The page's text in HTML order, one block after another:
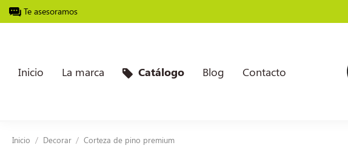
Te asesoramos
Inicio La marca Catálogo Blog Contacto
Inicio Decorar Corteza de pino premium